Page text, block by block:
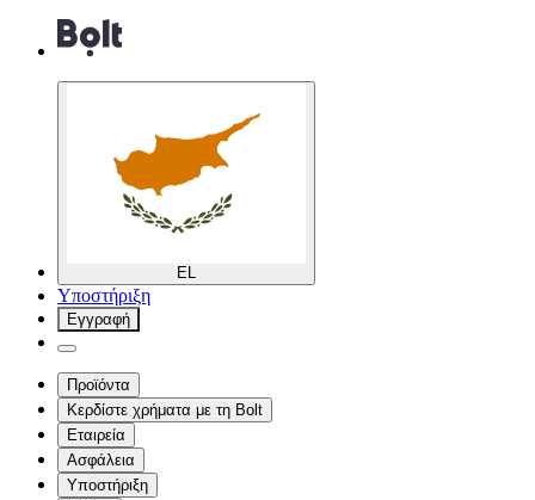
EL
Υποστήριξη
Εγγραφή
Προϊόντα
Κερδίστε χρήματα με τη Bolt
Εταιρεία
Ασφάλεια
Υποστήριξη